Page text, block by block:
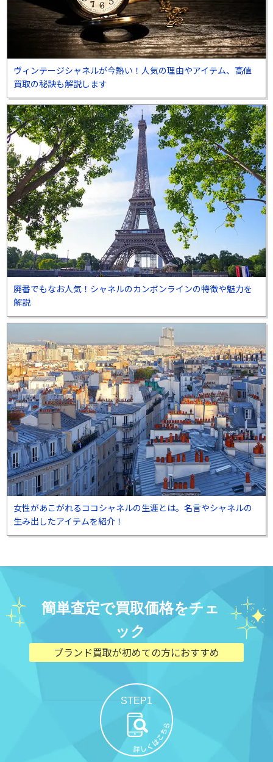
ヴィンテージシャネルが今熱い！人気の理由やアイテム、高値
買取の秘訣も解説します
廃番でもなお人気！シャネルのカンボンラインの特徴や魅力を
解説
女性があこがれるココシャネルの生涯とは。名言やシャネルの
生み出したアイテムを紹介！
簡単査定で買取価格をチェ
ック
ブランド買取が初めての方におすすめ
STEP1